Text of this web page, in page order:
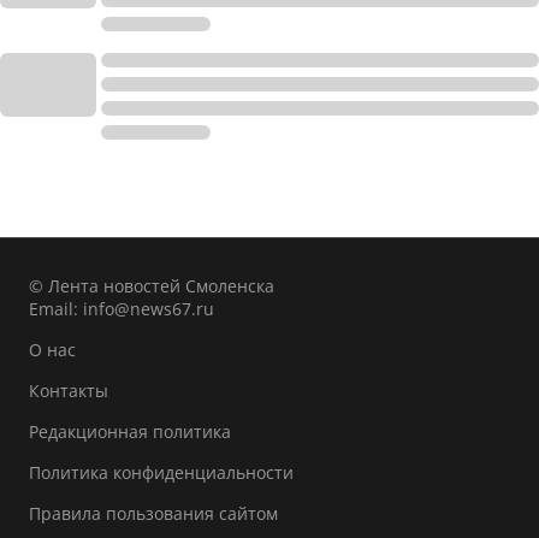
© Лента новостей Смоленска
Email: info@news67.ru
О нас
Контакты
Редакционная политика
Политика конфиденциальности
Правила пользования сайтом